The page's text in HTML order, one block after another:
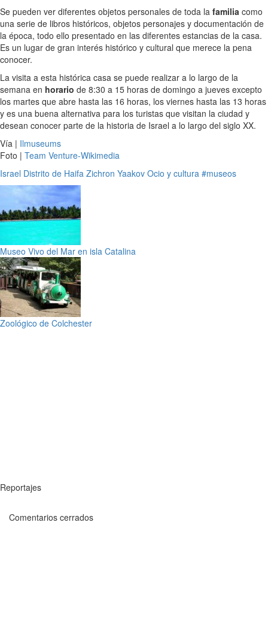
Se pueden ver diferentes objetos personales de toda la familia como
una serie de libros históricos, objetos personajes y documentación de
la época, todo ello presentado en las diferentes estancias de la casa.
Es un lugar de gran interés histórico y cultural que merece la pena
conocer.
La visita a esta histórica casa se puede realizar a lo largo de la
semana en horario de 8:30 a 15 horas de domingo a jueves excepto
los martes que abre hasta las 16 horas, los viernes hasta las 13 horas
y es una buena alternativa para los turistas que visitan la ciudad y
desean conocer parte de la historia de Israel a lo largo del siglo XX.
Vía | Ilmuseums
Foto | Team Venture-Wikimedia
Israel Distrito de Haifa Zichron Yaakov Ocio y cultura #museos
Museo Vivo del Mar en isla Catalina
Zoológico de Colchester
Reportajes
Comentarios cerrados